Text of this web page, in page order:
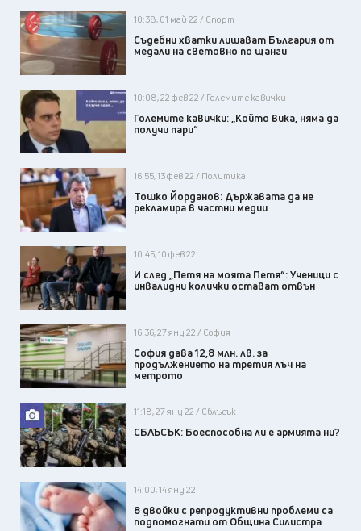
10:38, 01 май 22 / Спорт
Съдебни хватки лишават България от
медали на световно по щанги
10:08, 22 фев 22 / Големите кавички
Големите кавички: „Който вика, няма да
получи пари“
16:55, 13 фев 22 / Политика
Тошко Йорданов: Държавата да не
рекламира в частни медии
10:45, 10 фев 22
И след „Петя на моята Петя“: Ученици с
инвалидни колички остават отвън
16:36, 27 яну 22 / София
София дава 12,8 млн. лв. за
продължението на третия лъч на
метрото
11:18, 27 яну 22 / Сблъсък
СБЛЪСЪК: Боеспособна ли е армията ни?
14:00, 14 яну 22
8 двойки с репродуктивни проблеми са
подпомогнати от Община Силистра